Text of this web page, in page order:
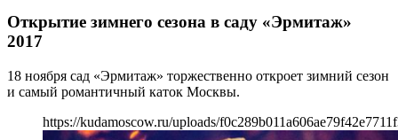
Открытие зимнего сезона в саду «Эрмитаж»
2017
18 ноября сад «Эрмитаж» торжественно откроет зимний сезон
и самый романтичный каток Москвы.
https://kudamoscow.ru/uploads/